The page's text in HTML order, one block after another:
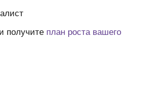
получите план роста вашего